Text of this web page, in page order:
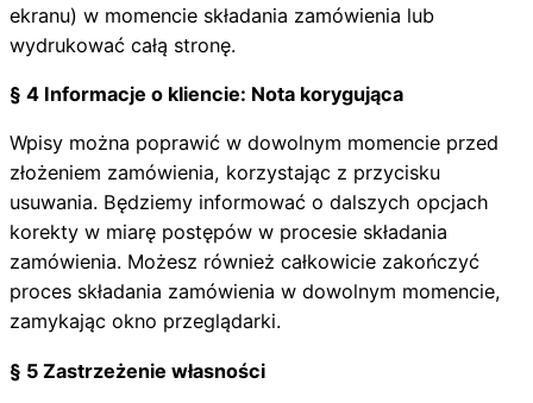
ekranu) w momencie składania zamówienia lub
wydrukować całą stronę.
§ 4 Informacje o kliencie: Nota korygująca
Wpisy można poprawić w dowolnym momencie przed
złożeniem zamówienia, korzystając z przycisku
usuwania. Będziemy informować o dalszych opcjach
korekty w miarę postępów w procesie składania
zamówienia. Możesz również całkowicie zakończyć
proces składania zamówienia w dowolnym momencie,
zamykając okno przeglądarki.
§ 5 Zastrzeżenie własności